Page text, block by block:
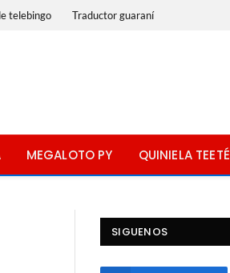
telebingo Traductor guaraní
MEGALOTO PY QUINIELA TEETÉ
SIGUENOS